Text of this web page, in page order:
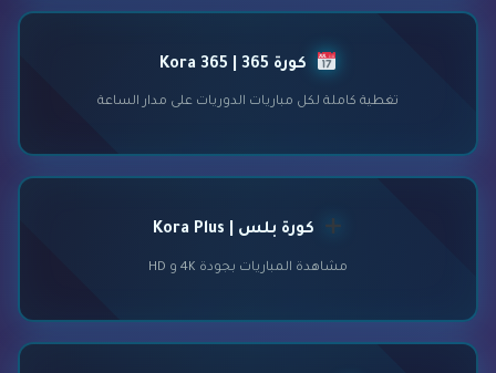
كورة 365 | Kora 365
تغطية كاملة لكل مباريات الدوريات على مدار الساعة
كورة بلس | Kora Plus
مشاهدة المباريات بجودة 4K و HD